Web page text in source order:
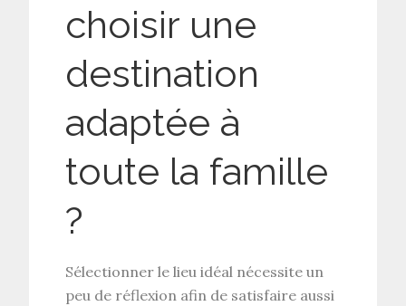
choisir une
destination
adaptée à
toute la famille
?
Sélectionner le lieu idéal nécessite un
peu de réflexion afin de satisfaire aussi